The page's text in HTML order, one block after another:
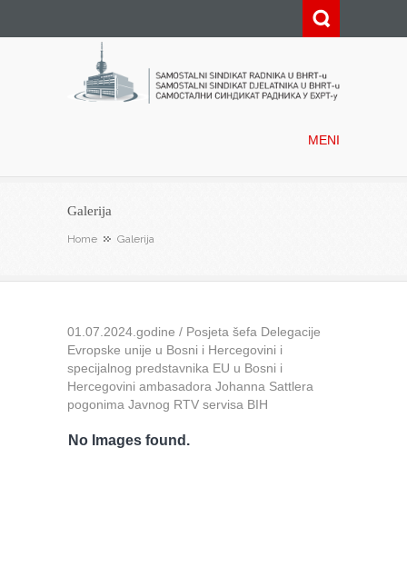
MENI
Galerija
Home Galerija
01.07.2024.godine / Posjeta šefa Delegacije
Evropske unije u Bosni i Hercegovini i
specijalnog predstavnika EU u Bosni i
Hercegovini ambasadora Johanna Sattlera
pogonima Javnog RTV servisa BIH
No Images found.